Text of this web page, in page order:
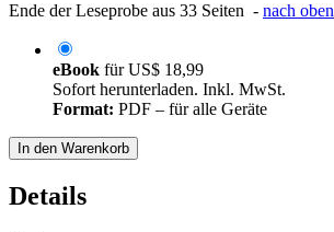
Ende der Leseprobe aus 33 Seiten - nach oben
eBook fürUS$ 18,99
Sofort herunterladen. Inkl. MwSt.
Format: PDF – für alle Geräte
In den Warenkorb
Details